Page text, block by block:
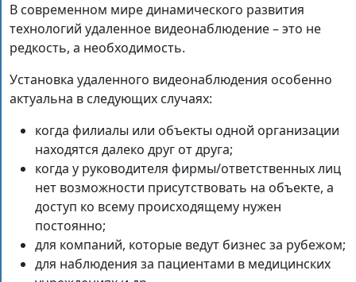
В современном мире динамического развития
технологий удаленное видеонаблюдение – это не
редкость, а необходимость.
Установка удаленного видеонаблюдения особенно
актуальна в следующих случаях:
когда филиалы или объекты одной организации
находятся далеко друг от друга;
когда у руководителя фирмы/ответственных лиц
нет возможности присутствовать на объекте, а
доступ ко всему происходящему нужен
постоянно;
для компаний, которые ведут бизнес за рубежом;
для наблюдения за пациентами в медицинских